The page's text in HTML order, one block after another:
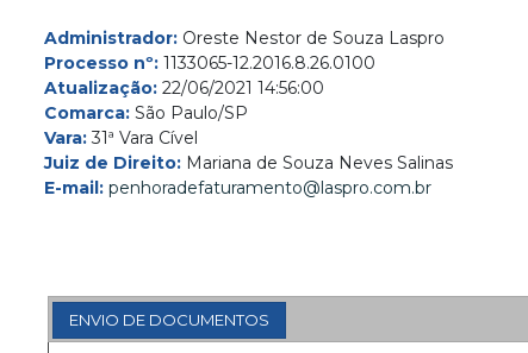
Administrador: Oreste Nestor de Souza Laspro
Processo nº: 1133065-12.2016.8.26.0100
Atualização: 22/06/2021 14:56:00
Comarca: São Paulo/SP
Vara:31ª Vara Cível
Juiz de Direito: Mariana de Souza Neves Salinas
E-mail: penhoradefaturamento@laspro.com.br
ENVIO DE DOCUMENTOS